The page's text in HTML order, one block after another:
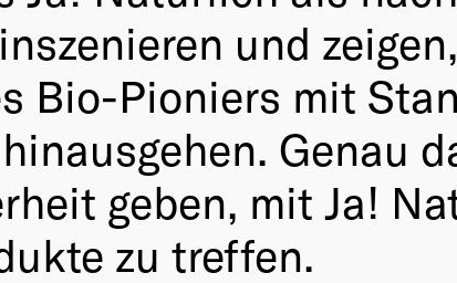
und
Bio-Pioniers mit
Genau
geben, mit Ja!
zu treffen.